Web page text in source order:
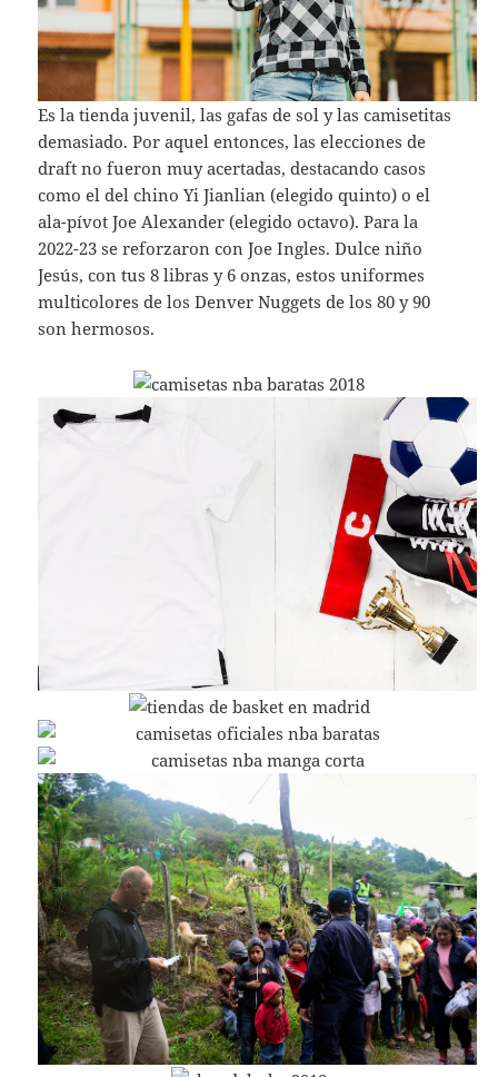
Es la tienda juvenil, las gafas de sol y las camisetitas
demasiado. Por aquel entonces, las elecciones de
draft no fueron muy acertadas, destacando casos
como el del chino Yi Jianlian (elegido quinto) o el
ala-pívot Joe Alexander (elegido octavo). Para la
2022-23 se reforzaron con Joe Ingles. Dulce niño
Jesús, con tus 8 libras y 6 onzas, estos uniformes
multicolores de los Denver Nuggets de los 80 y 90
son hermosos.